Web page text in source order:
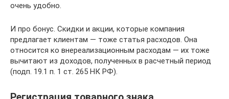
очень удобно.
И про бонус. Скидки и акции, которые компания
предлагает клиентам — тоже статья расходов. Она
относится ко внереализационным расходам — их тоже
вычитают из доходов, полученных в расчетный период
(подп. 19.1 п. 1 ст. 265 НК РФ).